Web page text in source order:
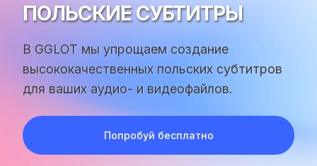
ПОЛЬСКИЕ СУБТИТРЫ
В GGLOT мы упрощаем создание
высококачественных польских субтитров
для ваших аудио- и видеофайлов.
Попробуй бесплатно